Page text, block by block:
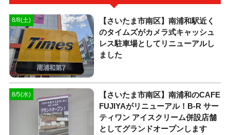
8/8(土)
【さいたま市南区】南浦和駅近く
のタイムズがカメラ式キャッシュ
レス駐車場としてリニューアルし
ました
8/5(水)
【さいたま市南区】南浦和のCAFE
FUJIYAがリニューアル！B-R サー
ティワン アイスクリーム併設店舗
としてグランドオープンします